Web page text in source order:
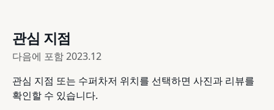
관심 지점
다음에 포함2023.12
관심 지점 또는 수퍼차저 위치를 선택하면 사진과 리뷰를
확인할 수 있습니다.